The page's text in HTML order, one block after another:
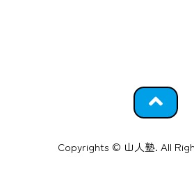
Copyrights © 山人塾. All